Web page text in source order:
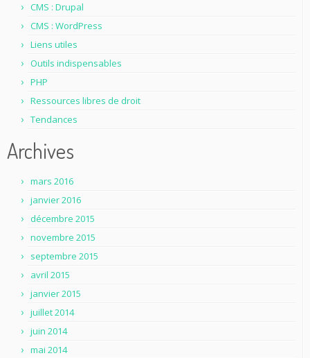
CMS : Drupal
CMS : WordPress
Liens utiles
Outils indispensables
PHP
Ressources libres de droit
Tendances
Archives
mars 2016
janvier 2016
décembre 2015
novembre 2015
septembre 2015
avril 2015
janvier 2015
juillet 2014
juin 2014
mai 2014